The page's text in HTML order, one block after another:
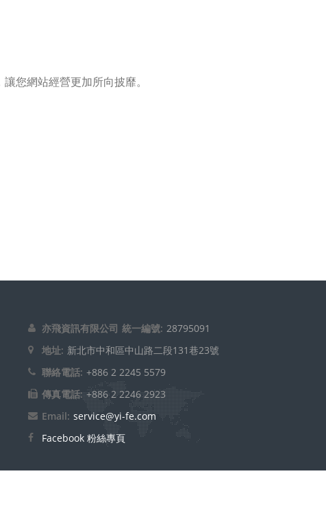
您網站經營更加所向披靡。
亦飛資訊有限公司 統一編號: 28795091
地址: 新北市中和區中山路二段131巷23號
聯絡電話: +886 2 2245 5579
傳真電話: +886 2 2246 2923
Email: service@yi-fe.com
Facebook 粉絲專頁